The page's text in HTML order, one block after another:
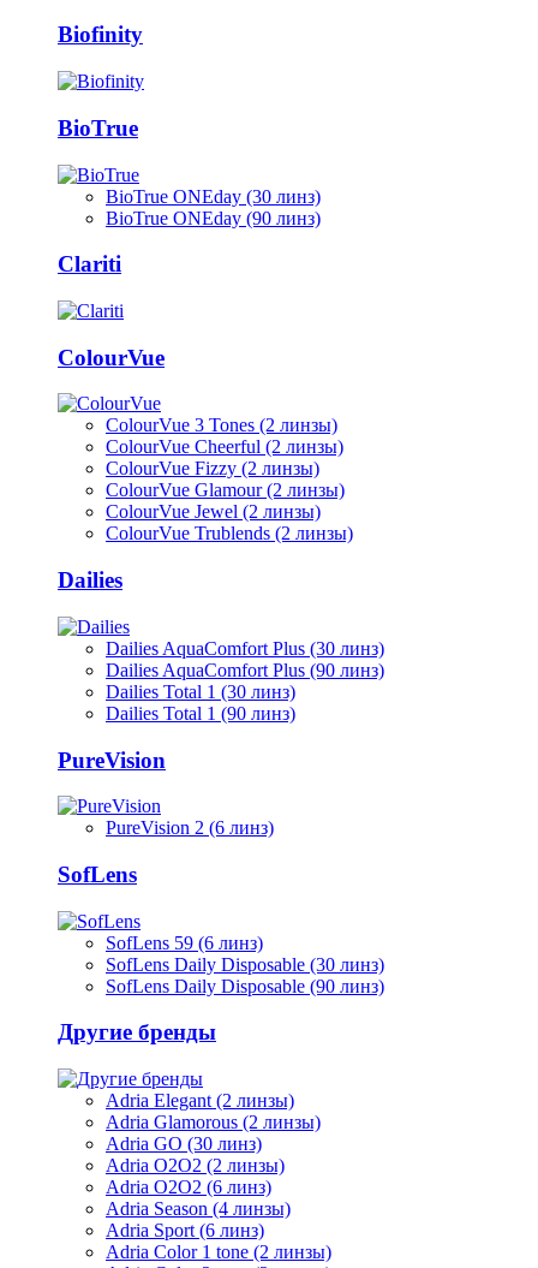
Biofinity
BioTrue
BioTrue ONEday (30 линз)
BioTrue ONEday (90 линз)
Clariti
ColourVue
ColourVue 3 Tones (2 линзы)
ColourVue Cheerful (2 линзы)
ColourVue Fizzy (2 линзы)
ColourVue Glamour (2 линзы)
ColourVue Jewel (2 линзы)
ColourVue Trublends (2 линзы)
Dailies
Dailies AquaComfort Plus (30 линз)
Dailies AquaComfort Plus (90 линз)
Dailies Total 1 (30 линз)
Dailies Total 1 (90 линз)
PureVision
PureVision 2 (6 линз)
SofLens
SofLens 59 (6 линз)
SofLens Daily Disposable (30 линз)
SofLens Daily Disposable (90 линз)
Другие бренды
Adria Elegant (2 линзы)
Adria Glamorous (2 линзы)
Adria GO (30 линз)
Adria O2O2 (2 линзы)
Adria O2O2 (6 линз)
Adria Season (4 линзы)
Adria Sport (6 линз)
Adria Сolor 1 tone (2 линзы)